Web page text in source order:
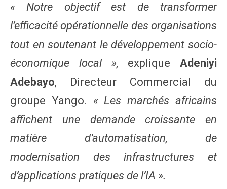
« Notre objectif est de transformer
l’efficacité opérationnelle des organisations
tout en soutenant le développement socio-
économique local », explique Adeniyi
Adebayo, Directeur Commercial du
groupe Yango. « Les marchés africains
affichent une demande croissante en
matière d’automatisation, de
modernisation des infrastructures et
d’applications pratiques de l’IA ».